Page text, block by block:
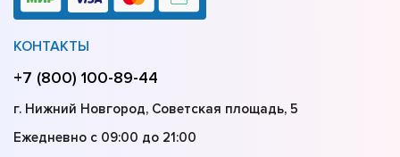
КОНТАКТЫ
+7 (800) 100-89-44
г. Нижний Новгород, Советская площадь, 5
Ежедневно с 09:00 до 21:00